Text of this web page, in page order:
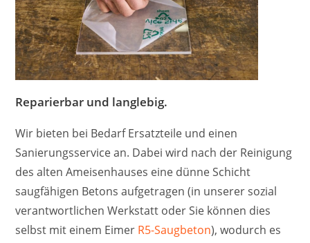
Reparierbar und langlebig.
Wir bieten bei Bedarf Ersatzteile und einen
Sanierungsservice an. Dabei wird nach der Reinigung
des alten Ameisenhauses eine dünne Schicht
saugfähigen Betons aufgetragen (in unserer sozial
verantwortlichen Werkstatt oder Sie können dies
selbst mit einem Eimer R5-Saugbeton), wodurch es